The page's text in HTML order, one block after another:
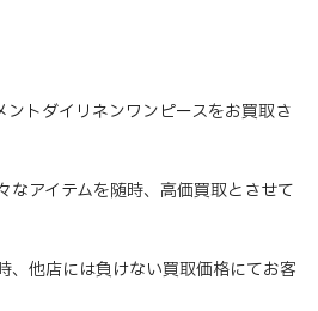
トダイリネンワンピースをお買取さ
なアイテムを随時、高価買取とさせて
、他店には負けない買取価格にてお客